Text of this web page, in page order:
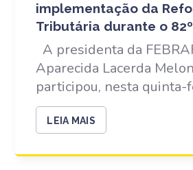
implementação da
Tributária durante o 82º
A presidenta da
Aparecida Lacerda
participou, nesta quinta-
LEIA MAIS